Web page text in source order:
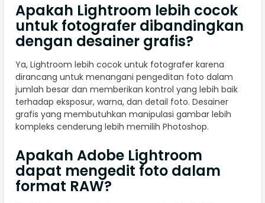
Apakah Lightroom lebih cocok
untuk fotografer dibandingkan
dengan desainer grafis?
Ya, Lightroom lebih cocok untuk fotografer karena
dirancang untuk menangani pengeditan foto dalam
jumlah besar dan memberikan kontrol yang lebih baik
terhadap eksposur, warna, dan detail foto. Desainer
grafis yang membutuhkan manipulasi gambar lebih
kompleks cenderung lebih memilih Photoshop.
Apakah Adobe Lightroom
dapat mengedit foto dalam
format RAW?